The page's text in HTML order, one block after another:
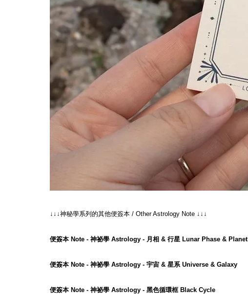
↓↓↓神秘學系列的其他便簽本 / Other Astrology Note ↓↓↓
便簽本 Note - 神祕學 Astrology - 月相 & 行星 Lunar Phase & Planet
便簽本 Note - 神祕學 Astrology - 宇宙 & 星系 Universe & Galaxy
便簽本 Note - 神祕學 Astrology - 黑色循環框 Black Cycle